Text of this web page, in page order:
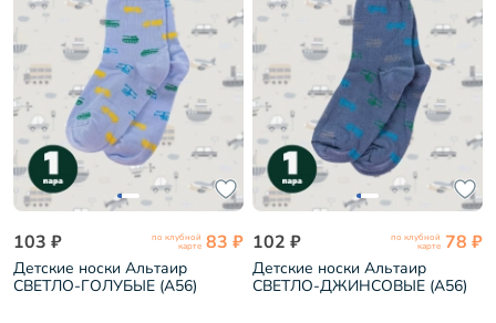
103 ₽ по клубной
карте 83 ₽
Детские носки Альтаир
СВЕТЛО-ГОЛУБЫЕ (А56)
102 ₽ по клубной
карте 78 ₽
Детские носки Альтаир
СВЕТЛО-ДЖИНСОВЫЕ (А56)